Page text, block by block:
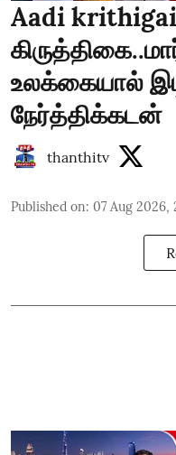
Aadi
உலக்கையால்
நேர்த்திக்கடன்
thanthitv
Published on: 07 Aug 2026,